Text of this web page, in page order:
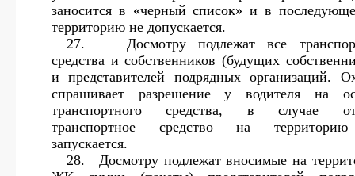
заносится в «черный список» и в
территорию не допускается.
27.
Досмотру подлежат все
средства и собственников (будущих
и представителей подрядных организаций.
спрашивает разрешение у водителя на
транспортного средства, в случае
транспортное средство на
запускается.
28.
Досмотру подлежат вносимые на